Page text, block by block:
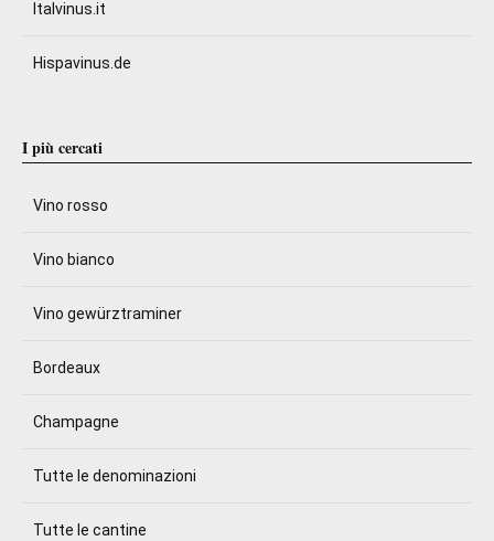
Italvinus.it
Hispavinus.de
I più cercati
Vino rosso
Vino bianco
Vino gewürztraminer
Bordeaux
Champagne
Tutte le denominazioni
Tutte le cantine